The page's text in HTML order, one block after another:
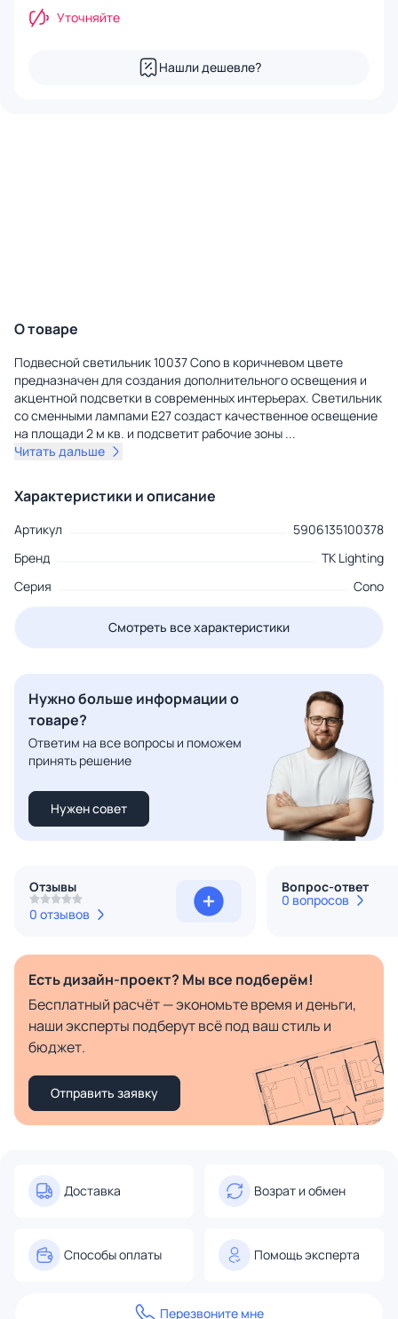
Уточняйте
Нашли дешевле?
О товаре
Подвесной светильник 10037 Cono в коричневом цвете
предназначен для создания дополнительного освещения и
акцентной подсветки в современных интерьерах. Светильник
со сменными лампами E27 создаст качественное освещение
на площади 2 м кв. и подсветит рабочие зоны ...
Читать дальше
Характеристики и описание
Артикул
5906135100378
Бренд
TK Lighting
Серия
Cono
Смотреть все характеристики
Нужно больше информации о
товаре?
Ответим на все вопросы и поможем
принять решение
Нужен совет
Отзывы
0 отзывов
Вопрос-ответ
0 вопросов
Есть дизайн-проект? Мы все подберём!
Бесплатный расчёт — экономьте время и деньги,
наши эксперты подберут всё под ваш стиль и
бюджет.
Отправить заявку
Доставка Возрат и обмен
Способы оплаты Помощь эксперта
Перезвоните мне